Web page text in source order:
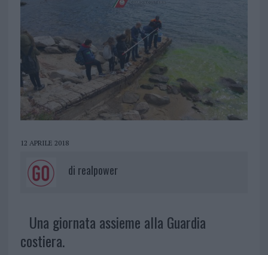
12 APRILE 2018
di realpower
Una giornata assieme alla Guardia
costiera.